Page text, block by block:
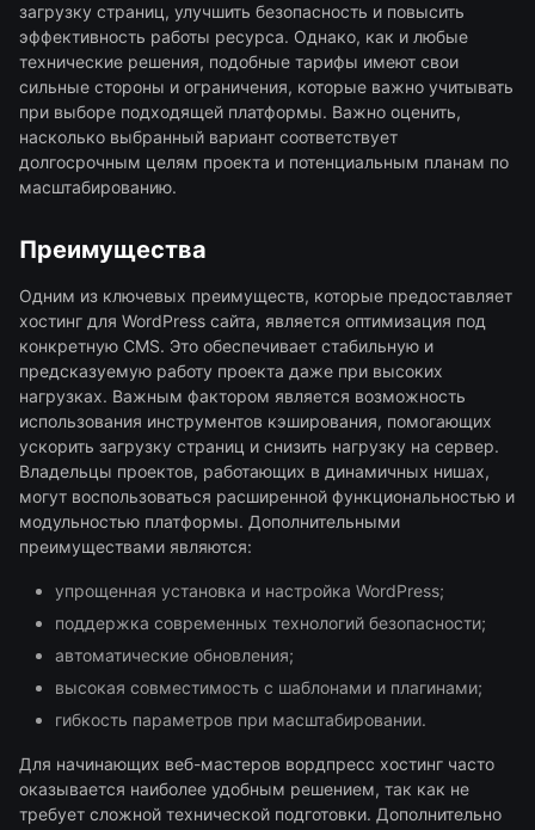
загрузку страниц, улучшить безопасность и повысить
эффективность работы ресурса. Однако, как и любые
технические решения, подобные тарифы имеют свои
сильные стороны и ограничения, которые важно учитывать
при выборе подходящей платформы. Важно оценить,
насколько выбранный вариант соответствует
долгосрочным целям проекта и потенциальным планам по
масштабированию.
Преимущества
Одним из ключевых преимуществ, которые предоставляет
хостинг для WordPress сайта, является оптимизация под
конкретную CMS. Это обеспечивает стабильную и
предсказуемую работу проекта даже при высоких
нагрузках. Важным фактором является возможность
использования инструментов кэширования, помогающих
ускорить загрузку страниц и снизить нагрузку на сервер.
Владельцы проектов, работающих в динамичных нишах,
могут воспользоваться расширенной функциональностью и
модульностью платформы. Дополнительными
преимуществами являются:
упрощенная установка и настройка WordPress;
поддержка современных технологий безопасности;
автоматические обновления;
высокая совместимость с шаблонами и плагинами;
гибкость параметров при масштабировании.
Для начинающих веб-мастеров вордпресс хостинг часто
оказывается наиболее удобным решением, так как не
требует сложной технической подготовки. Дополнительно